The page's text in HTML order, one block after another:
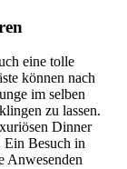
eine tolle
können nach
im selben
zu lassen.
Dinner
Ein Besuch in
Anwesenden